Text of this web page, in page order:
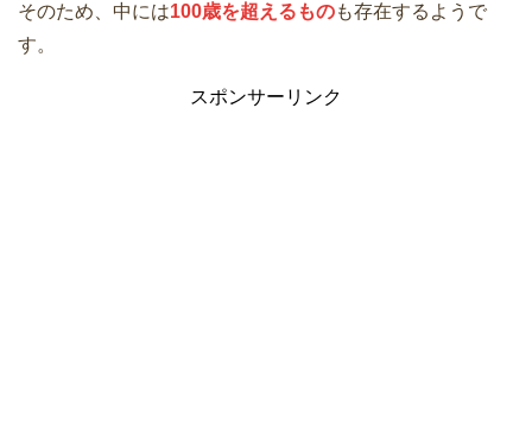
そのため、中には100歳を超えるものも存在するようで
す。
スポンサーリンク